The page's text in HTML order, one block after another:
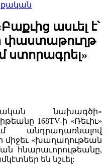
ասւել է՝
փաստաթուղթ
ստորագրել»
նախագծի»
168TV-ի «Ռեւիւ»
անդրադառնալով
միջեւ «խաղաղութեան
հնարաւորութեանը,
են նշւել: